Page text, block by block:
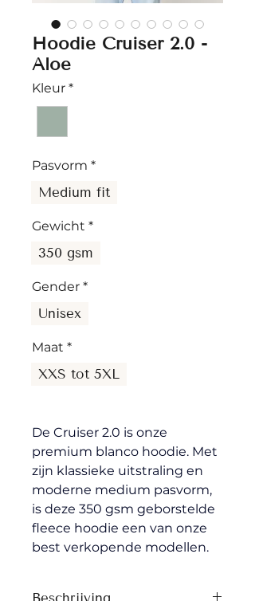
Hoodie Cruiser 2.0 -
Aloe
Kleur *
Pasvorm *
Medium fit
Gewicht *
350 gsm
Gender *
Unisex
Maat *
XXS tot 5XL
De Cruiser 2.0 is onze
premium blanco hoodie. Met
zijn klassieke uitstraling en
moderne medium pasvorm,
is deze 350 gsm geborstelde
fleece hoodie een van onze
best verkopende modellen.